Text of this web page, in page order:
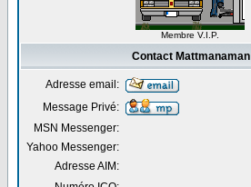
Membre V.I.P.
Contact Mattmanaman
Adresse email:
Message Privé:
MSN Messenger:
Yahoo Messenger:
Adresse AIM: